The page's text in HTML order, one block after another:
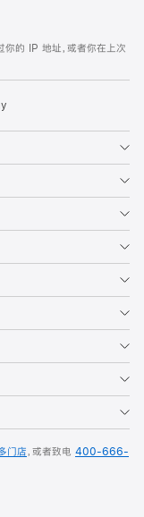
你的 IP 地址，或者你在上次
门店，或者致电 400-666-